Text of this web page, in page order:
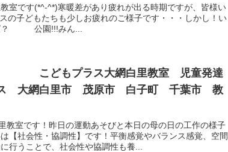
室です(*^-^*)寒暖差があり疲れが出る時期ですが、皆様い
の子どもたちも少しお疲れのご様子です・・・しかし！い
？ 公園!!!みん...
こどもプラス大網白里教室 児童発達
ス 大網白里市 茂原市 白子町 千葉市 教
教室です！昨日の運動あそびと本日の母の日の工作の様子
【社会性・協調性】です！平衡感覚やバランス感覚、空間
行うことで、社会性や協調性も養...